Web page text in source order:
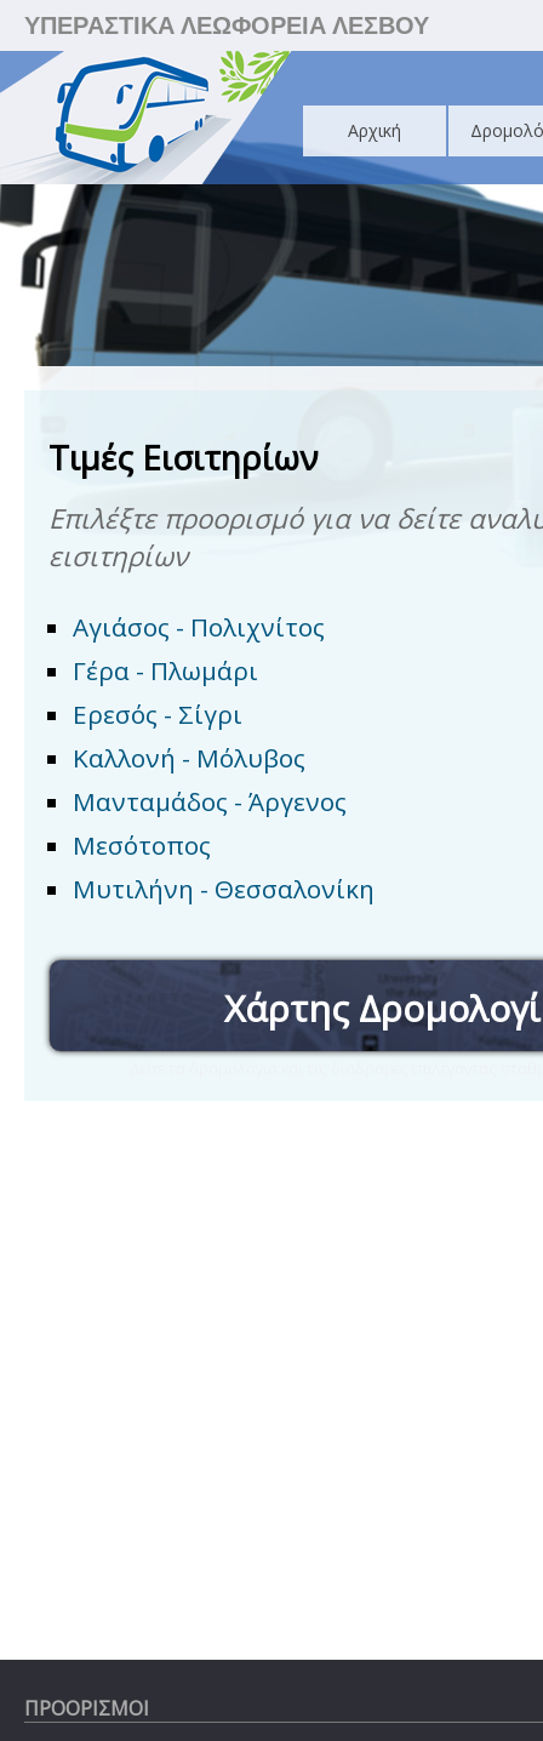
ΥΠΕΡΑΣΤΙΚΑ ΛΕΩΦΟΡΕΙΑ ΛΕΣΒΟΥ
Αρχική
Τιμές Εισιτηρίων
Επιλέξτε προορισμό για να δείτε
εισιτηρίων
Αγιάσος - Πολιχνίτος
Γέρα - Πλωμάρι
Ερεσός - Σίγρι
Καλλονή - Μόλυβος
Μανταμάδος - Άργενος
Μεσότοπος
Μυτιλήνη - Θεσσαλονίκη
Χάρτης
ΠΡΟΟΡΙΣΜΟΙ